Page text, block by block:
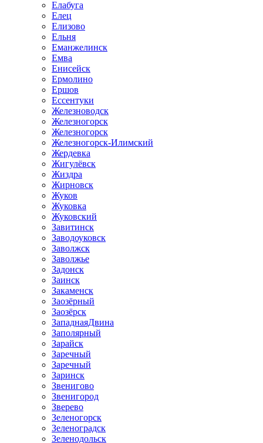
Елабуга
Елец
Елизово
Ельня
Еманжелинск
Емва
Енисейск
Ермолино
Ершов
Ессентуки
Железноводск
Железногорск
Железногорск
Железногорск-Илимский
Жердевка
Жигулёвск
Жиздра
Жирновск
Жуков
Жуковка
Жуковский
Завитинск
Заводоуковск
Заволжск
Заволжье
Задонск
Заинск
Закаменск
Заозёрный
Заозёрск
ЗападнаяДвина
Заполярный
Зарайск
Заречный
Заречный
Заринск
Звенигово
Звенигород
Зверево
Зеленогорск
Зеленоградск
Зеленодольск